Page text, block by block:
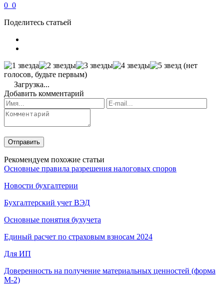
0 0
Поделитесь статьей
(нет
голосов, будьте первым)
Загрузка...
Добавить комментарий
Рекомендуем похожие статьи
Основные правила разрешения налоговых споров
Новости бухгалтерии
Бухгалтерский учет ВЭД
Основные понятия бухучета
Единый расчет по страховым взносам 2024
Для ИП
Доверенность на получение материальных ценностей (форма
М-2)